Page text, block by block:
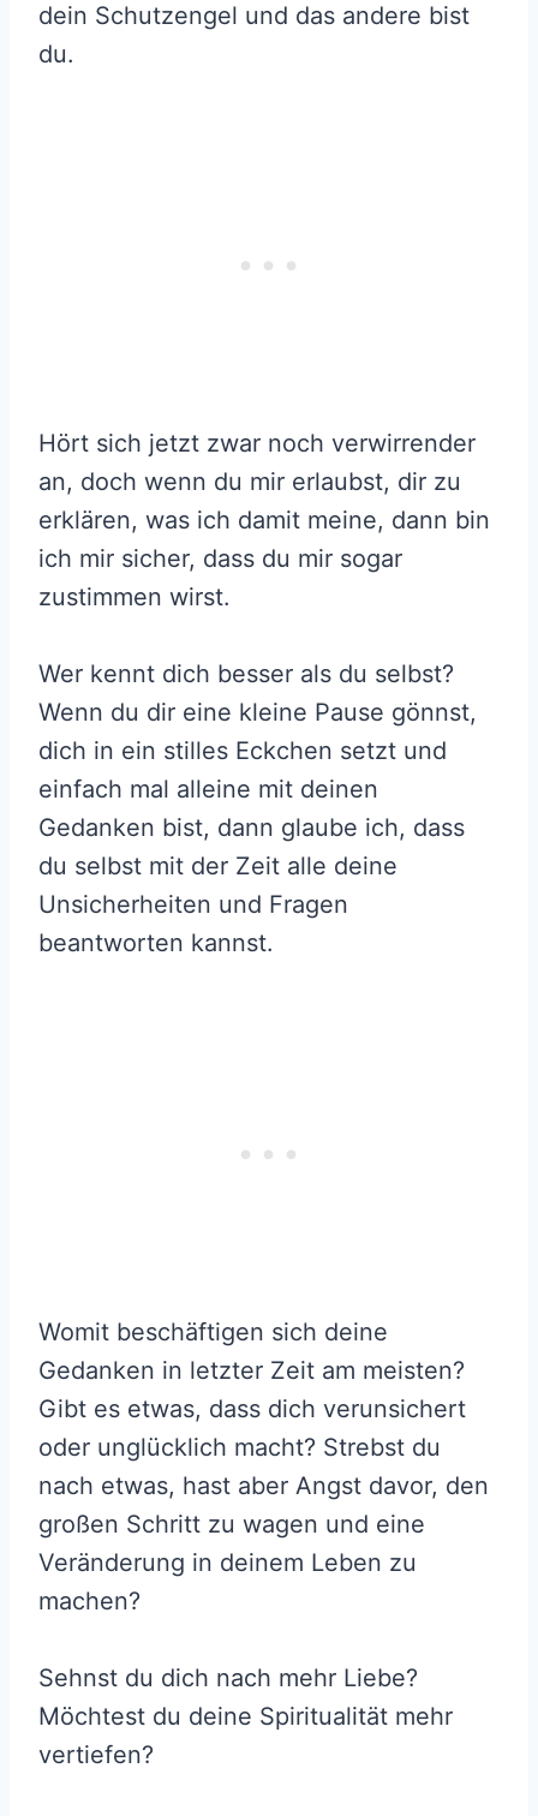
dein Schutzengel und das andere bist
du.
Hört sich jetzt zwar noch verwirrender
an, doch wenn du mir erlaubst, dir zu
erklären, was ich damit meine, dann bin
ich mir sicher, dass du mir sogar
zustimmen wirst.
Wer kennt dich besser als du selbst?
Wenn du dir eine kleine Pause gönnst,
dich in ein stilles Eckchen setzt und
einfach mal alleine mit deinen
Gedanken bist, dann glaube ich, dass
du selbst mit der Zeit alle deine
Unsicherheiten und Fragen
beantworten kannst.
Womit beschäftigen sich deine
Gedanken in letzter Zeit am meisten?
Gibt es etwas, dass dich verunsichert
oder unglücklich macht? Strebst du
nach etwas, hast aber Angst davor, den
großen Schritt zu wagen und eine
Veränderung in deinem Leben zu
machen?
Sehnst du dich nach mehr Liebe?
Möchtest du deine Spiritualität mehr
vertiefen?